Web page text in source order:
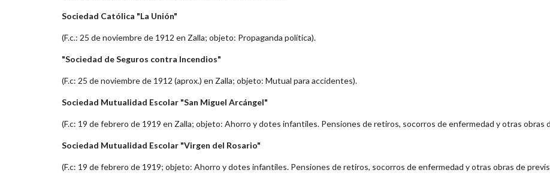
Sociedad Católica "La Unión"
(F.c.: 25 de noviembre de 1912 en Zalla; objeto: Propaganda política).
"Sociedad de Seguros contra Incendios"
(F.c: 25 de noviembre de 1912 (aprox.) en Zalla; objeto: Mutual para accidentes).
Sociedad Mutualidad Escolar "San Miguel Arcángel"
(F.c: 19 de febrero de 1919 en Zalla; objeto: Ahorro y dotes infantiles. Pensiones de retiros, socorros de enfermedad y otras obras
Sociedad Mutualidad Escolar "Virgen del Rosario"
(F.c: 19 de febrero de 1919; objeto: Ahorro y dotes infantiles. Pensiones de retiros, socorros de enfermedad y otras obras de